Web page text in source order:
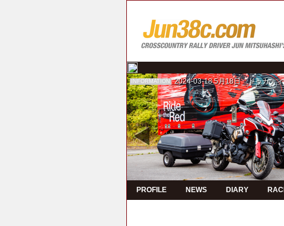
INFORMATION 2024-03-18 5月18日 ドゥカティ
PROFILE NEWS DIARY